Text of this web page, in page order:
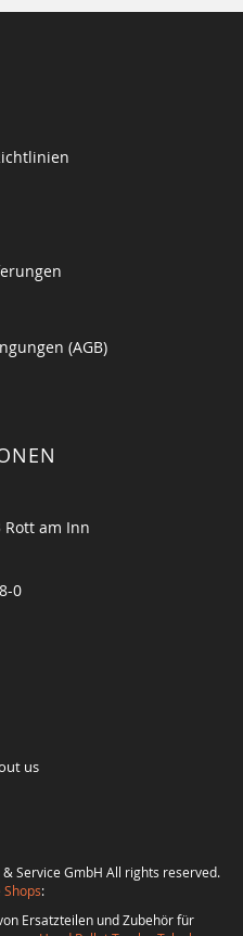
(AGB)
Rott am Inn
0
us
Service GmbH All rights reserved.
:
Ersatzteilen und Zubehör für